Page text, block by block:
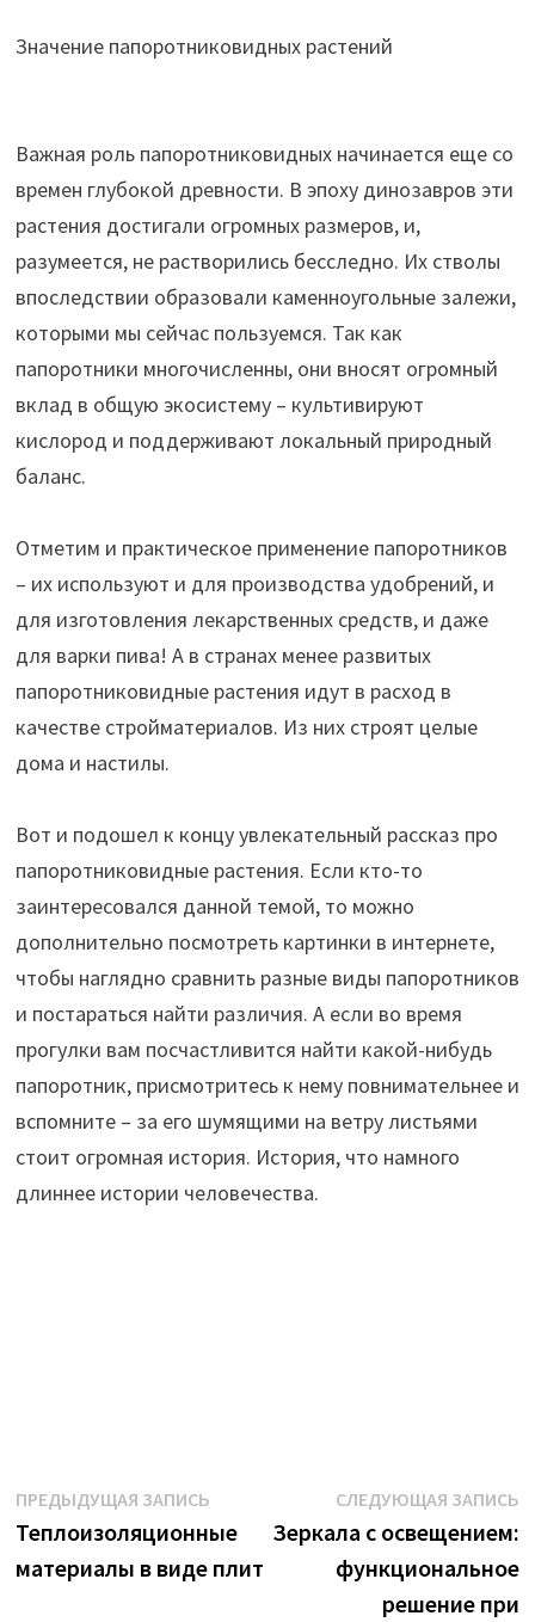
Значение папоротниковидных растений
Важная роль папоротниковидных начинается еще со
времен глубокой древности. В эпоху динозавров эти
растения достигали огромных размеров, и,
разумеется, не растворились бесследно. Их стволы
впоследствии образовали каменноугольные залежи,
которыми мы сейчас пользуемся. Так как
папоротники многочисленны, они вносят огромный
вклад в общую экосистему – культивируют
кислород и поддерживают локальный природный
баланс.
Отметим и практическое применение папоротников
– их используют и для производства удобрений, и
для изготовления лекарственных средств, и даже
для варки пива! А в странах менее развитых
папоротниковидные растения идут в расход в
качестве стройматериалов. Из них строят целые
дома и настилы.
Вот и подошел к концу увлекательный рассказ про
папоротниковидные растения. Если кто-то
заинтересовался данной темой, то можно
дополнительно посмотреть картинки в интернете,
чтобы наглядно сравнить разные виды папоротников
и постараться найти различия. А если во время
прогулки вам посчастливится найти какой-нибудь
папоротник, присмотритесь к нему повнимательнее и
вспомните – за его шумящими на ветру листьями
стоит огромная история. История, что намного
длиннее истории человечества.
Навигация
по
записям
ПРЕДЫДУЩАЯ ЗАПИСЬПредыдущая
запись:
Теплоизоляционные
материалы в виде плит
СЛЕДУЮЩАЯ ЗАПИСЬ
Зеркала с освещением:
функциональное
решение при